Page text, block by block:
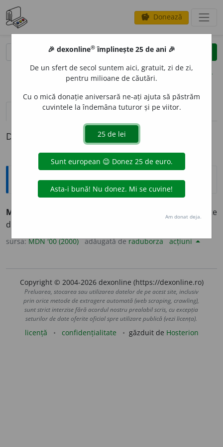
savings Donează
clear
opțiuni
definiții (1) pronunțievolume_up (1)
Definiția cu ID-ul 475245:
Explicative DEX
MASCARP
preparat din lapte prins; specialitate
de brânză italienească. (<
sursa:MDN '00 (2000) adăugată deraduborza acțiuni
Copyright © 2004-2026 dexonline (https://dexonline.ro)
Preluarea, stocarea sau utilizarea datelor de pe acest site, inclusiv
prin orice metode de extragere automată (web scraping, crawling),
sunt strict interzise fără acordul nostru prealabil scris, cu excepția
seturilor de date oferite oficial spre utilizare publică (vezi licența).
licență confidențialitate găzduit de Hosterion
🎉 dexonline® împlinește 25 de ani 🎉
De un sfert de secol suntem aici, gratuit, zi de zi,
pentru milioane de căutări.
Cu o mică donație aniversară ne-ați ajuta să păstrăm
cuvintele la îndemâna tuturor și pe viitor.
Am donat deja.